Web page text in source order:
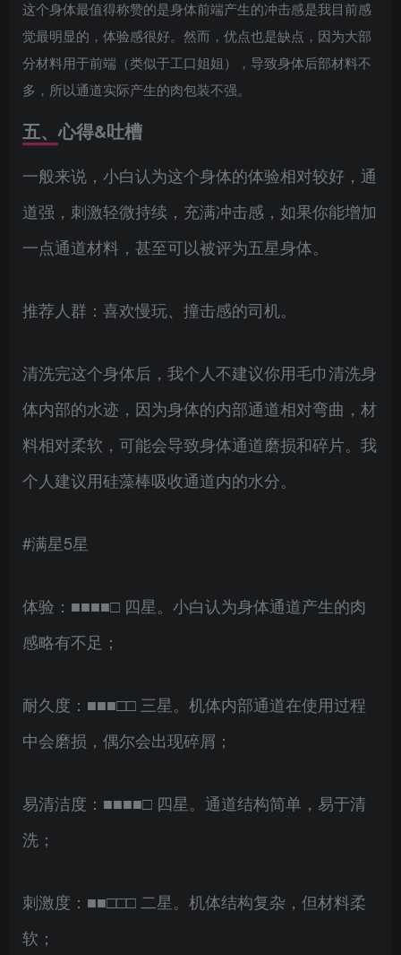
这个身体最值得称赞的是身体前端产生的冲击感是我目前感
觉最明显的，体验感很好。然而，优点也是缺点，因为大部
分材料用于前端（类似于工口姐姐），导致身体后部材料不
多，所以通道实际产生的肉包装不强。
五、心得&吐槽
一般来说，小白认为这个身体的体验相对较好，通
道强，刺激轻微持续，充满冲击感，如果你能增加
一点通道材料，甚至可以被评为五星身体。
推荐人群：喜欢慢玩、撞击感的司机。
清洗完这个身体后，我个人不建议你用毛巾清洗身
体内部的水迹，因为身体的内部通道相对弯曲，材
料相对柔软，可能会导致身体通道磨损和碎片。我
个人建议用硅藻棒吸收通道内的水分。
#满星5星
体验：■■■■□ 四星。小白认为身体通道产生的肉
感略有不足；
耐久度：■■■□□ 三星。机体内部通道在使用过程
中会磨损，偶尔会出现碎屑；
易清洁度：■■■■□ 四星。通道结构简单，易于清
洗；
刺激度：■■□□□ 二星。机体结构复杂，但材料柔
软；